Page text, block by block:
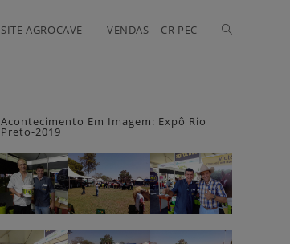
SITE AGROCAVE VENDAS – CR PEC
Acontecimento Em Imagem: Expô Rio
Preto-2019